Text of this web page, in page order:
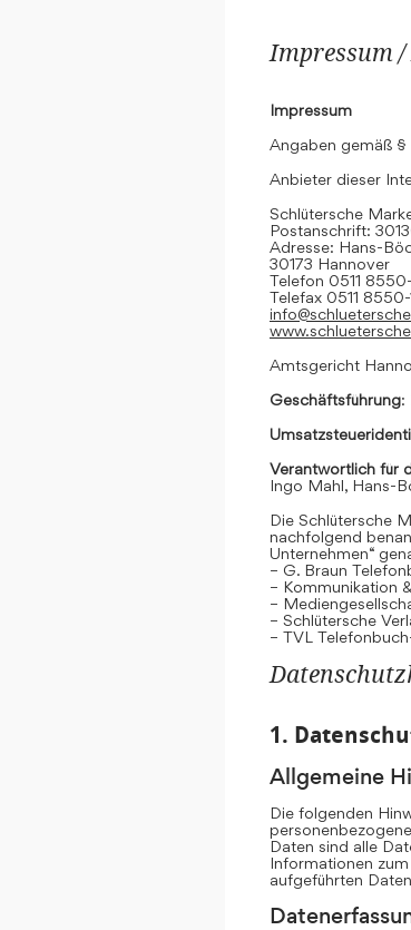
Impressum
Impressum
Angaben gemäß
Anbieter dieser
Schlütersche
Postanschrift:
Adresse: Hans-
30173 Hannover
Telefon 0511
Telefax 0511 8550-
Amtsgericht
Geschäftsführung:
Verantwortlich für
Ingo Mahl, Hans-
Die Schlütersche
nachfolgend
Unternehmen“
– G. Braun
– Kommunikation
–
– Schlütersche
– TVL
1.
Allgemeine
Die folgenden
Daten sind alle
Informationen
aufgeführten